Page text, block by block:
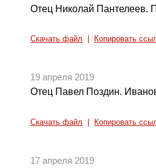
Отец Николай Пантелеев.
Скачать файл Копировать
19 апреля 2019
Отец Павел Поздин.
Скачать файл Копировать
17 апреля 2019